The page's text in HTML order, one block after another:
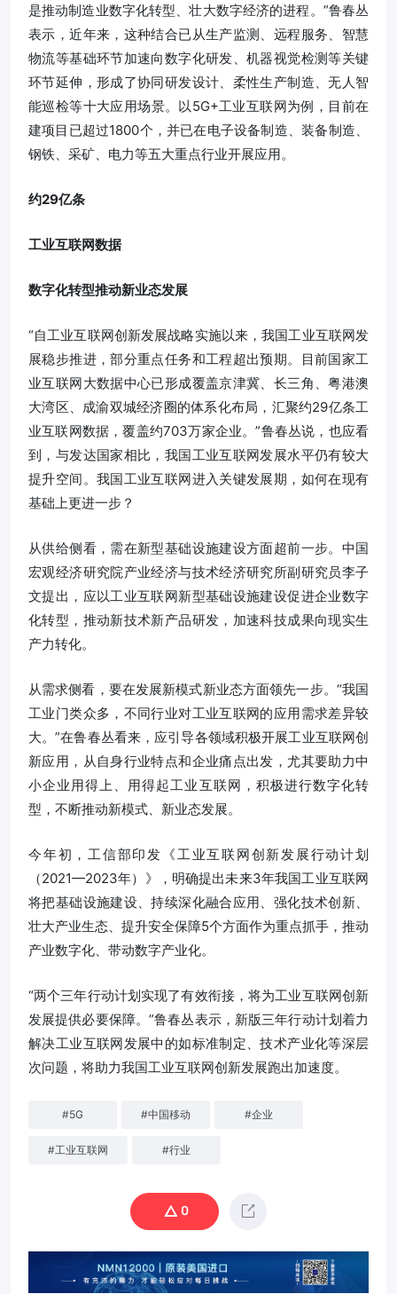
是推动制造业数字化转型、壮大数字经济的进程。”鲁春丛
表示，近年来，这种结合已从生产监测、远程服务、智慧
物流等基础环节加速向数字化研发、机器视觉检测等关键
环节延伸，形成了协同研发设计、柔性生产制造、无人智
能巡检等十大应用场景。以5G+工业互联网为例，目前在
建项目已超过1800个，并已在电子设备制造、装备制造、
钢铁、采矿、电力等五大重点行业开展应用。
约29亿条
工业互联网数据
数字化转型推动新业态发展
“自工业互联网创新发展战略实施以来，我国工业互联网发
展稳步推进，部分重点任务和工程超出预期。目前国家工
业互联网大数据中心已形成覆盖京津冀、长三角、粤港澳
大湾区、成渝双城经济圈的体系化布局，汇聚约29亿条工
业互联网数据，覆盖约703万家企业。”鲁春丛说，也应看
到，与发达国家相比，我国工业互联网发展水平仍有较大
提升空间。我国工业互联网进入关键发展期，如何在现有
基础上更进一步？
从供给侧看，需在新型基础设施建设方面超前一步。中国
宏观经济研究院产业经济与技术经济研究所副研究员李子
文提出，应以工业互联网新型基础设施建设促进企业数字
化转型，推动新技术新产品研发，加速科技成果向现实生
产力转化。
从需求侧看，要在发展新模式新业态方面领先一步。“我国
工业门类众多，不同行业对工业互联网的应用需求差异较
大。”在鲁春丛看来，应引导各领域积极开展工业互联网创
新应用，从自身行业特点和企业痛点出发，尤其要助力中
小企业用得上、用得起工业互联网，积极进行数字化转
型，不断推动新模式、新业态发展。
今年初，工信部印发《工业互联网创新发展行动计划
（2021—2023年）》，明确提出未来3年我国工业互联网
将把基础设施建设、持续深化融合应用、强化技术创新、
壮大产业生态、提升安全保障5个方面作为重点抓手，推动
产业数字化、带动数字产业化。
“两个三年行动计划实现了有效衔接，将为工业互联网创新
发展提供必要保障。”鲁春丛表示，新版三年行动计划着力
解决工业互联网发展中的如标准制定、技术产业化等深层
次问题，将助力我国工业互联网创新发展跑出加速度。
#5G #中国移动 #企业
#工业互联网 #行业
0